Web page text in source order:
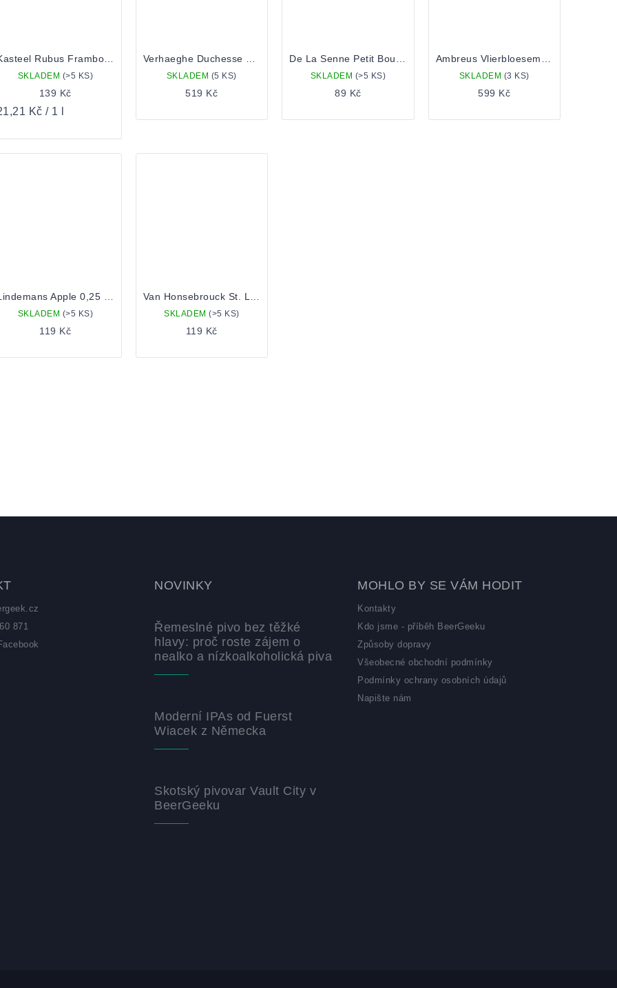
SKLADEM (>5 KS)
139 Kč
Kč / 1 l
SKLADEM (5 KS)
519 Kč
SKLADEM (>5 KS)
89 Kč
SKLADEM (3 KS)
599 Kč
SKLADEM (>5 KS)
119 Kč
SKLADEM (>5 KS)
119 Kč
871
NOVINKY
Řemeslné pivo bez těžké
hlavy: proč roste zájem o
nealko a nízkoalkoholická piva
Moderní IPAs od Fuerst
Wiacek z Německa
Skotský pivovar Vault City v
BeerGeeku
MOHLO BY SE VÁM HODIT
Kontakty
Kdo jsme - příběh BeerGeeku
Způsoby dopravy
Všeobecné obchodní podmínky
Podmínky ochrany osobních údajů
Napište nám